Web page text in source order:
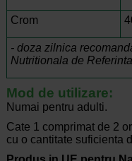
Crom
- doza zilnica
Nutritionala de
Mod de utilizare:
Numai pentru adulti.
Cate 1 comprimat de 2
cu o cantitate suficienta